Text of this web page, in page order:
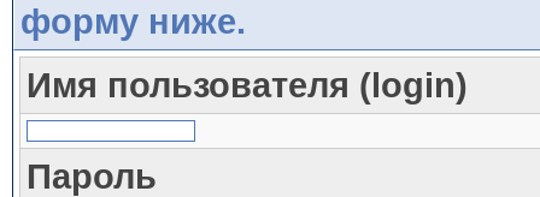
форму ниже.
Имя пользователя (login)
Пароль